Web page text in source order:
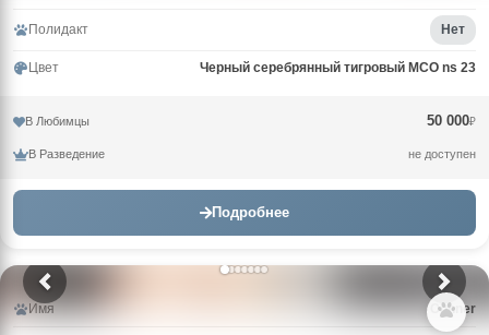
Полидакт Нет
Цвет Черный серебрянный тигровый MCO ns 23
В Любимцы 50 000₽
В Разведение не доступен
Подробнее
Имя Conner